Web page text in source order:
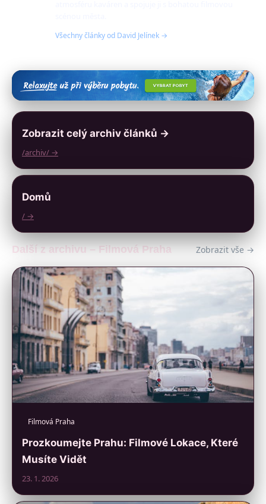
Všechny články od David Jelínek →
Zobrazit celý archiv článků →
/archiv/ →
Domů
/ →
Další z archivu – Filmová Praha Zobrazit vše →
Filmová Praha
Prozkoumejte Prahu: Filmové Lokace, Které
Musíte Vidět
23. 1. 2026